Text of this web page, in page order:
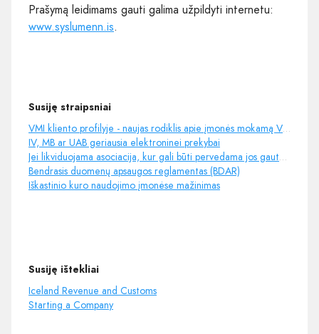
Prašymą leidimams gauti galima užpildyti internetu:
www.syslumenn.is.
Susiję straipsniai
VMI kliento profilyje - naujas rodiklis apie įmonės mokamą VDU
IV, MB ar UAB geriausia elektroninei prekybai
Jei likviduojama asociacija, kur gali būti pervedama jos gauta parama
Bendrasis duomenų apsaugos reglamentas (BDAR)
Iškastinio kuro naudojimo įmonėse mažinimas
Susiję ištekliai
Iceland Revenue and Customs
Starting a Company